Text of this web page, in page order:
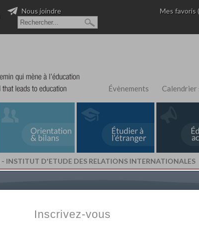
Mes favoris
Nous joindre
Évènements Calendrier
- INSTITUT D'ETUDE DES RELATIONS INTERNATIONALES
privé
L'Annuaire de recherche
votre établissement privé,
scolaire et des cours à
Inscrivez-vous